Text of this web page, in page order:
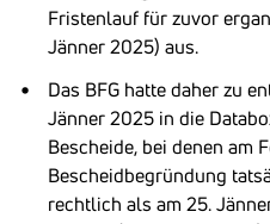
Fristenlauf für zuvor
Jänner 2025) aus.
Das BFG hatte daher zu
Jänner 2025 in die
Bescheide, bei denen am
Bescheidbegründung
rechtlich als am 25.